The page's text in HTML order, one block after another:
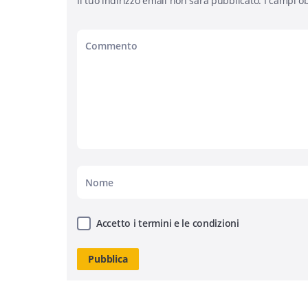
Accetto i termini e le condizioni